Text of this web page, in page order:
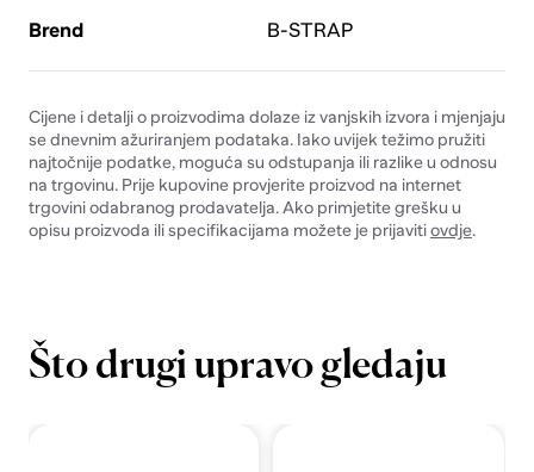
Brend B-STRAP
Cijene i detalji o proizvodima dolaze iz vanjskih izvora i mjenjaju
se dnevnim ažuriranjem podataka. Iako uvijek težimo pružiti
najtočnije podatke, moguća su odstupanja ili razlike u odnosu
na trgovinu. Prije kupovine provjerite proizvod na internet
trgovini odabranog prodavatelja. Ako primjetite grešku u
opisu proizvoda ili specifikacijama možete je prijavitiovdje.
Što drugi upravo gledaju